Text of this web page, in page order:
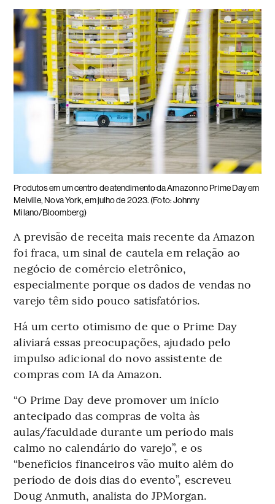
Produtos em um centro de atendimento da Amazon no Prime Day em
Melville, Nova York, em julho de 2023. (Foto: Johnny
Milano/Bloomberg)
A previsão de receita mais recente da Amazon
foi fraca, um sinal de cautela em relação ao
negócio de comércio eletrônico,
especialmente porque os dados de vendas no
varejo têm sido pouco satisfatórios.
Há um certo otimismo de que o Prime Day
aliviará essas preocupações, ajudado pelo
impulso adicional do novo assistente de
compras com IA da Amazon.
“O Prime Day deve promover um início
antecipado das compras de volta às
aulas/faculdade durante um período mais
calmo no calendário do varejo”, e os
“benefícios financeiros vão muito além do
período de dois dias do evento”, escreveu
Doug Anmuth, analista do JPMorgan.